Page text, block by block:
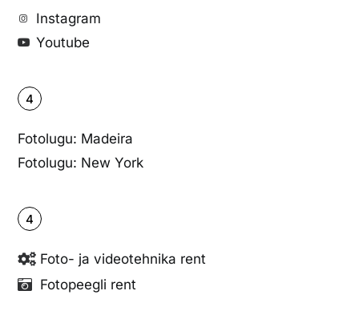
Instagram
Youtube
4
Fotolugu: Madeira
Fotolugu: New York
4
Foto- ja videotehnika rent
Fotopeegli rent